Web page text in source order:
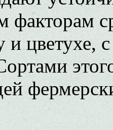
факторам
и цветухе,